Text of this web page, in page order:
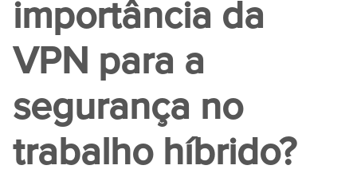
importância da
VPN para a
segurança no
trabalho híbrido?